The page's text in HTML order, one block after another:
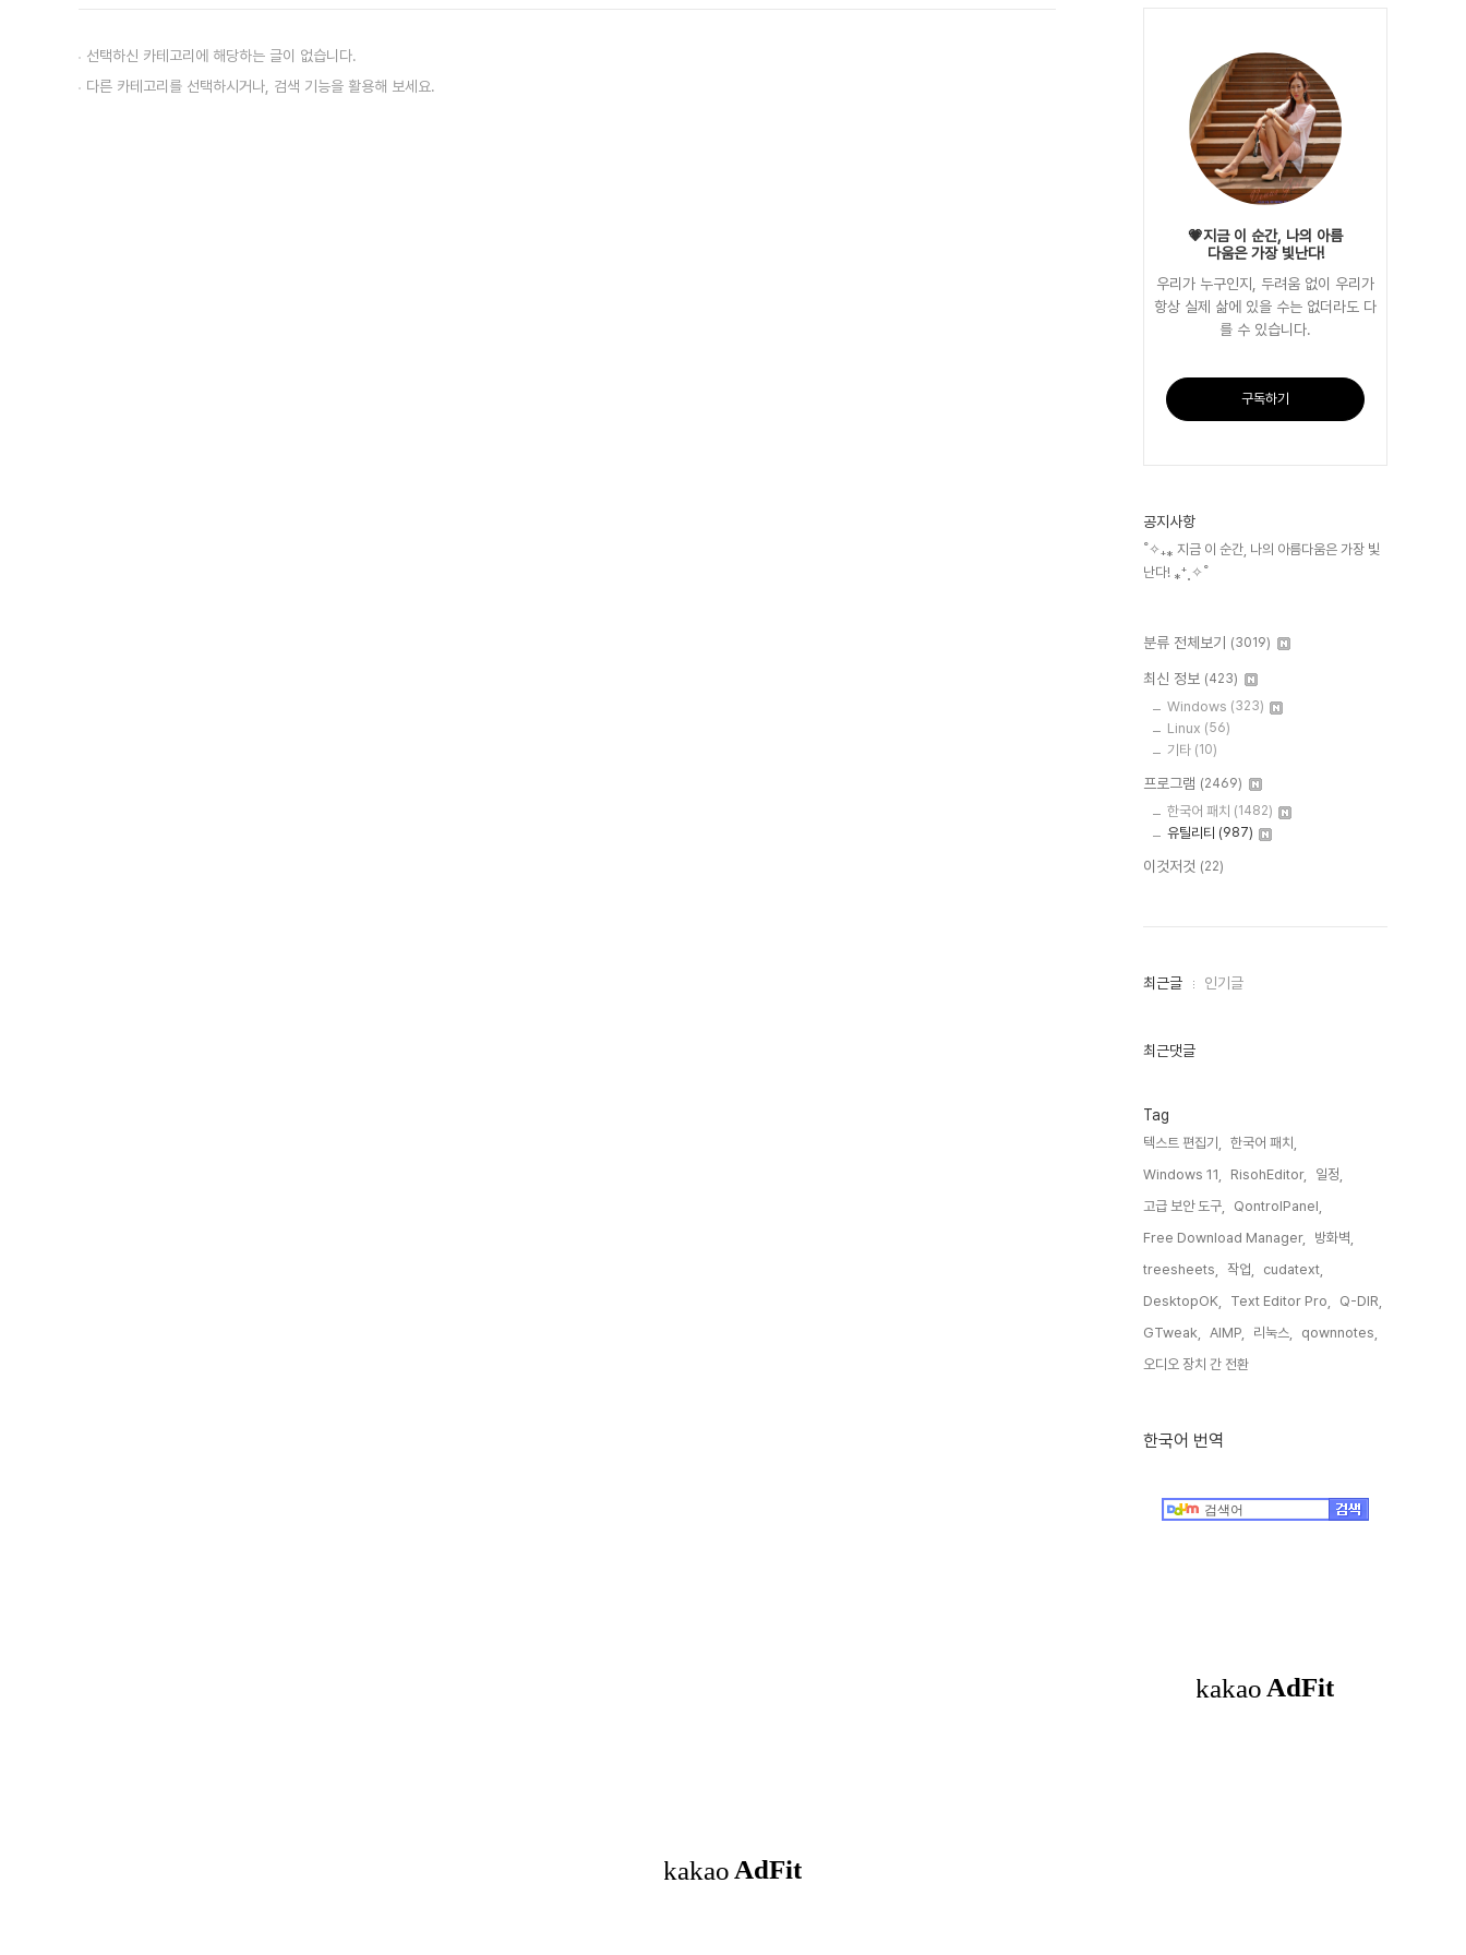
선택하신 카테고리에 해당하는 글이 없습니다.
다른 카테고리를 선택하시거나, 검색 기능을 활용해 보세요.
💗지금 이 순간, 나의 아름
다움은 가장 빛난다!
우리가 누구인지, 두려움 없이 우리가
항상 실제 삶에 있을 수는 없더라도 다
를 수 있습니다.
구독하기
공지사항
˚✧₊⁎ 지금 이 순간, 나의 아름다움은 가장 빛
난다! ⁎⁺˳✧˚
분류 전체보기 (3019)
최신 정보 (423)
Windows (323)
Linux (56)
기타 (10)
프로그램 (2469)
한국어 패치 (1482)
유틸리티 (987)
이것저것 (22)
최
인
최근글 인기글
최근댓글
Tag
텍스트 편집기,
한국어 패치,
Windows 11,
RisohEditor,
일정,
고급 보안 도구,
QontrolPanel,
Free Download Manager,
방화벽,
treesheets,
작업,
cudatext,
DesktopOK,
Text Editor Pro,
Q-DIR,
GTweak,
AIMP, 리눅스,
qownnotes,
오디오 장치 간 전환,
한국어 번역